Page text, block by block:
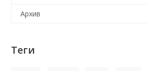
Архив
Теги